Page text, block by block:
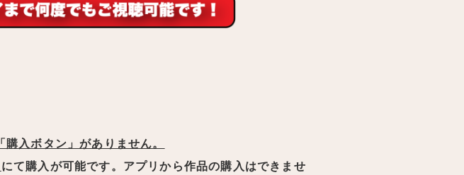
入ボタン」がありません。
にて購入が可能です。アプリから作品の購入はできませ